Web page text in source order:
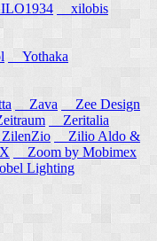
xilobis
Yothaka
Zava
Zee Design
Zeritalia
Zilio Aldo &
Zoom by Mobimex
Lighting